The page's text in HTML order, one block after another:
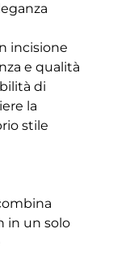
incisione
e qualità
di
la
stile
in un solo